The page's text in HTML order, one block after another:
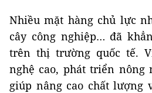
Nhiều mặt hàng chủ lực
cây công nghiệp… đã
trên thị trường quốc tế.
nghệ cao, phát triển nông
giúp nâng cao chất lượng